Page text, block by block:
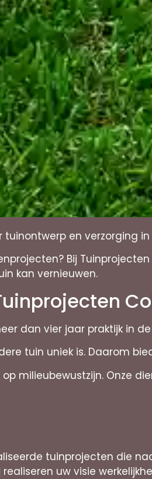
tuinontwerp en verzorging
Bij
kan vernieuwen.
dan vier jaar praktijk in
tuin uniek is. Daarom
milieubewustzijn. Onze
tuinprojecten die
uw visie